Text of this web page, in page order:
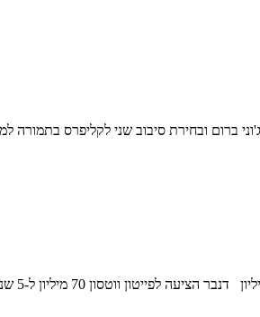
שולחת אתג'וני ברום ובחירת סיבוב שני
עדכונים